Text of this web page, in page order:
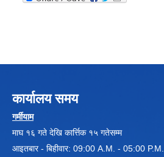
कार्यालय समय
गर्मीयाम
माघ १६ गते देखि कार्त्तिक १५ गतेसम्म
आइतबार - बिहीवार: 09:00 A.M. - 05:00 P.M.